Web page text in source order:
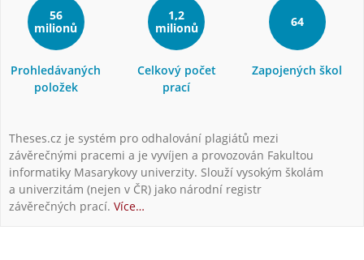
56
milionů
Prohledávaných
položek
1,2
milionů
Celkový počet
prací
64
Zapojených škol
Theses.cz je systém pro odhalování plagiátů mezi
závěrečnými pracemi a je vyvíjen a provozován Fakultou
informatiky Masarykovy univerzity. Slouží vysokým školám
a univerzitám (nejen v ČR) jako národní registr
závěrečných prací. Více…